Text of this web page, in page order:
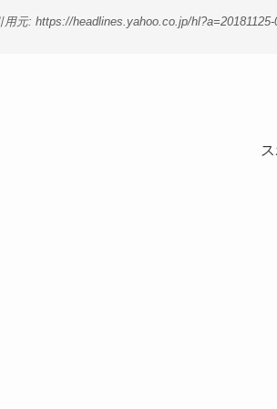
用元: https://headlines.yahoo.co.jp/